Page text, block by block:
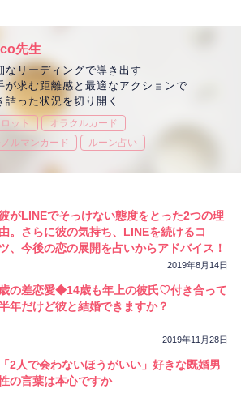
先生
なリーディングで導き出す
が求む距離感と最適なアクションで
詰った状況を切り開く
ロット
オラクルカード
ノルマンカード
ルーン占い
がLINEでそっけない態度をとった2つの理
由。さらに彼の気持ち、LINEを続けるコ
ツ、今後の恋の展開を占いからアドバイス！
2019年8月14日
歳の差恋愛◆14歳も年上の彼氏♡付き合って
年だけど彼と結婚できますか？
2019年11月28日
「2人で会わないほうがいい」好きな既婚男
の言葉は本心ですか